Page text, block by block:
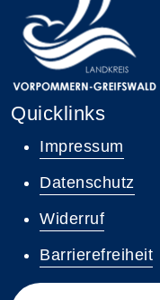
Quicklinks
Impressum
Datenschutz
Widerruf
Barrierefreiheit